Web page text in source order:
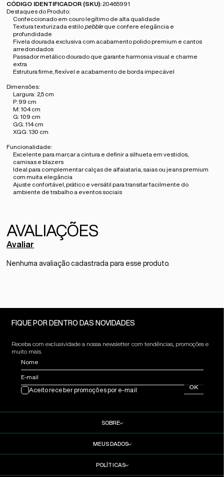
CÓDIGO IDENTIFICADOR (SKU): 20465991
Destaques do Produto:
Confeccionado em couro legítimo de alta qualidade
Textura texturizada estilo pebble que confere elegância e
profundidade
Fivela dourada exclusiva com acabamento polido premium e cantos
arredondados
Passador metálico dourado que garante harmonia visual e charme
extra
Estrutura firme, flexível e acabamento de borda impecável
Dimensões:
Largura: 2,5 cm
P: 99 cm
M: 104 cm
G: 109 cm
GG: 114 cm
XGG: 130 cm
Funcionalidade:
Excelente para marcar a cintura e definir a silhueta em vestidos,
camisas e blazers
Ideal para complementar calças de alfaiataria, saias ou jeans premium
com muita elegância
Ajuste confortável, prático e versátil para transitar facilmente do
ambiente de trabalho a eventos sociais
Avaliar
Nenhuma avaliação cadastrada para esse produto.
FIQUE POR DENTRO DAS NOVIDADES
Receba com exclusividade a nossa newsletter com tendências, promoções e
muito mais.
Nome
E-mail
OK
Aceito receber promoções por e-mail
SOBRE
MEUS DADOS
POLÍTICAS